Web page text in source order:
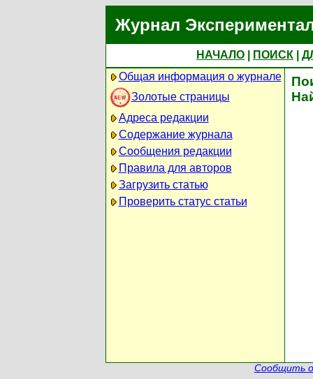
Журнал
НАЧАЛО ПОИСК
Общая информация о журнале
Золотые страницы
Адреса редакции
Содержание журнала
Сообщения редакции
Правила для авторов
Загрузить статью
Проверить статус статьи
Сообщить о